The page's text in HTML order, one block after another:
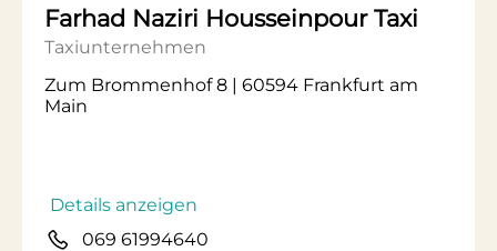
Farhad Naziri Housseinpour Taxi
Taxiunternehmen
Zum Brommenhof 8 | 60594 Frankfurt am
Main
Details anzeigen
069 61994640